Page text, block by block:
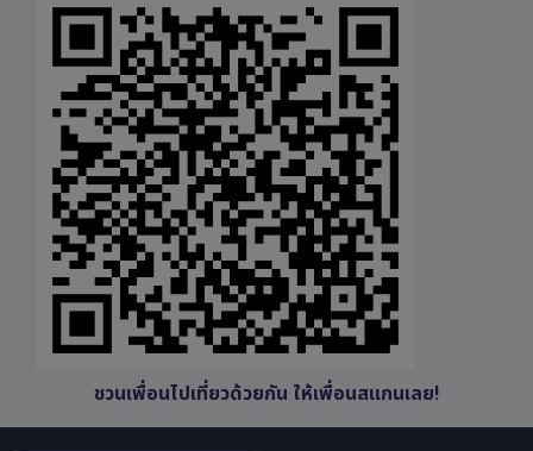
ชวนเพื่อนไปเที่ยวด้วยกัน ให้เพื่อนสแกนเลย!